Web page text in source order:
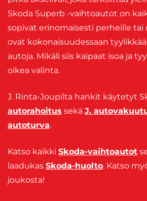
Skoda Superb -vaihtoautot on
sopivat erinomaisesti perheille
ovat kokonaisuudessaan
autoja. Mikäli siis kaipaat isoa ja
oikea valinta.
J. Rinta-Joupilta hankit käytetyt
autorahoitus sekä J.
autoturva.
Katso kaikki Skoda-vaihtoautot
laadukas Skoda-huolto. Katso
joukosta!